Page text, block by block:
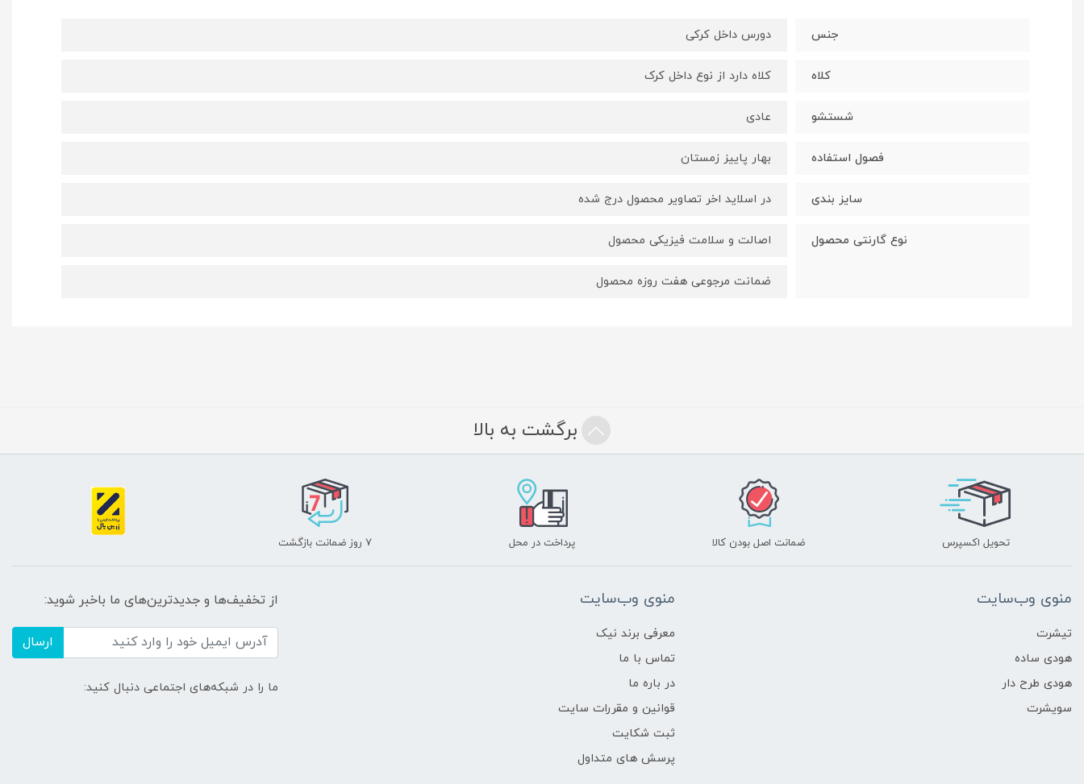
جنس دورس داخل کرکی
کلاه کلاه دارد از نوع داخل کرک
شستشو عادی
فصول استفاده بهار پاییز زمستان
سایز بندی در اسلاید اخر تصاویر محصول درج شده
نوع گارنتی محصول اصالت و سلامت فیزیکی محصول
ضمانت مرجوعی هفت روزه محصول
برگشت به بالا
تحویل اکسپرس ضمانت اصل بودن کالا پرداخت در محل ۷ روز ضمانت بازگشت
منوی وب‌سایت
تیشرت
هودی ساده
هودی طرح دار
سویشرت
منوی وب‌سایت
معرفی برند نیک
تماس با ما
در باره ما
قوانین و مقررات سایت
ثبت شکایت
پرسش های متداول
از تخفیف‌ها و جدیدترین‌های ما باخبر شوید:
ارسال
ما را در شبکه‌های اجتماعی دنبال کنید: